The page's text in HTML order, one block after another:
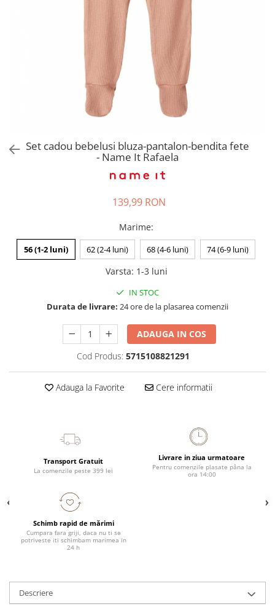
Pantaloni scurți pentru gravide
Sutiene / Bustiere / Maiouri
Set cadou bebelusi bluza-pantalon-bendita fete
- Name It Rafaela
139,99 RON
Marime:
56 (1-2 luni) 62 (2-4 luni) 68 (4-6 luni) 74 (6-9 luni)
Varsta: 1-3 luni
IN STOC
Durata de livrare: 24 ore de la plasarea comenzii
ADAUGA IN COS
Cod Produs: 5715108821291
Adauga la Favorite Cere informatii
Transport Gratuit
La comenzile peste 399 lei
Livrare in ziua urmatoare
Pentru comenzile plasate pâna la
ora 14:00
Schimb rapid de mărimi
Cumpara fara griji, daca nu ti se
potriveste iti schimbam marimea in
24 h
Descriere